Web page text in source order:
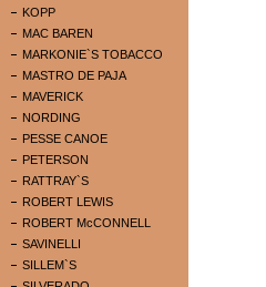
KOPP
MAC BAREN
MARKONIE`S TOBACCO
MASTRO DE PAJA
MAVERICK
NORDING
PESSE CANOE
PETERSON
RATTRAY`S
ROBERT LEWIS
ROBERT McCONNELL
SAVINELLI
SILLEM`S